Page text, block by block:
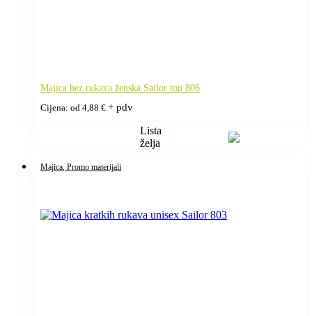
Majica bez rukava ženska Sailor top 806
Cijena: od 4,88 € + pdv
Lista
želja
Majica , Promo materijali